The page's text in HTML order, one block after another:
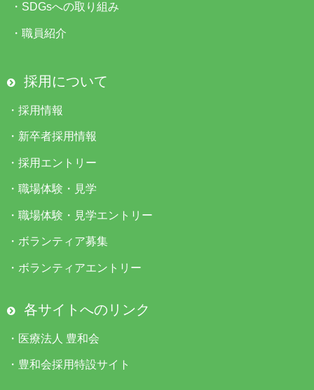
・ SDGsへの取り組み
・ 職員紹介
採用について
・ 採用情報
・ 新卒者採用情報
・ 採用エントリー
・ 職場体験・見学
・ 職場体験・見学エントリー
・ ボランティア募集
・ ボランティアエントリー
各サイトへのリンク
・ 医療法人 豊和会
・ 豊和会採用特設サイト